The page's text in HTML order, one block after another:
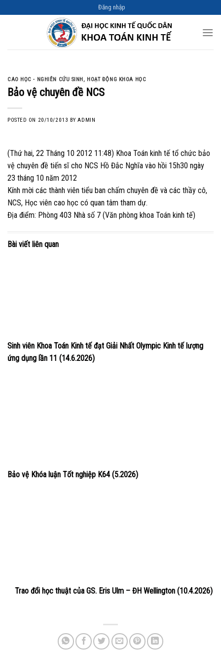
to
Đăng nhập
CAO HỌC - NGHIÊN CỨU SINH, HOẠT ĐỘNG KHOA HỌC
Bảo vệ chuyên đề NCS
POSTED ON 20/10/2013 BYADMIN
(Thứ hai, 22 Tháng 10 2012 11:48) Khoa Toán kinh tế tổ chức bảo
vệ chuyên đề tiến sĩ cho NCS Hồ Đắc Nghĩa vào hồi 15h30 ngày
23 tháng 10 năm 2012
Kính mời các thành viên tiểu ban chấm chuyên đề và các thầy cô,
NCS, Học viên cao học có quan tâm tham dự.
Địa điểm: Phòng 403 Nhà số 7 (Văn phòng khoa Toán kinh tế)
Bài viết liên quan
Sinh viên Khoa Toán Kinh tế đạt Giải Nhất Olympic Kinh tế lượng
ứng dụng lần 11 (14.6.2026)
Bảo vệ Khóa luận Tốt nghiệp K64 (5.2026)
Trao đổi học thuật của GS. Eris Ulm – ĐH Wellington (10.4.2026)